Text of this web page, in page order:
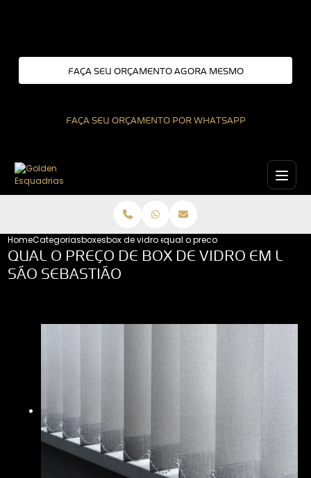
FAÇA SEU ORÇAMENTO AGORA MESMO
FAÇA SEU ORÇAMENTO POR WHATSAPP
HomeCategoriasboxesbox de vidro em lqual o preco de box de vidro em l
QUAL O PREÇO DE BOX DE VIDRO EM L
SÃO SEBASTIÃO